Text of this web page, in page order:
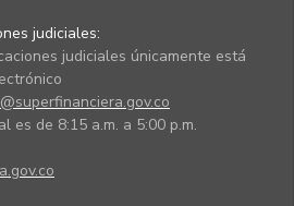
judiciales:
judiciales únicamente está
es de 8:15 a.m. a 5:00 p.m.